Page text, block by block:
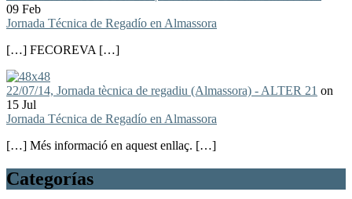
09 Feb
Jornada Técnica de Regadío en Almassora
[…] FECOREVA […]
22/07/14, Jornada tècnica de regadiu (Almassora) - ALTER 21 on
15 Jul
Jornada Técnica de Regadío en Almassora
[…] Més informació en aquest enllaç. […]
Categorías